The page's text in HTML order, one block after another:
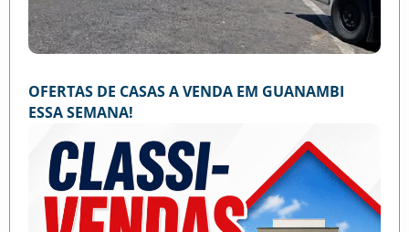
OFERTAS DE CASAS A VENDA EM GUANAMBI
ESSA SEMANA!